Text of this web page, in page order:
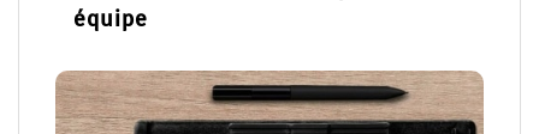
équipe